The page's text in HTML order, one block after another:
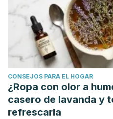
2018 Apr 26;13:757-772. doi:
29731617; PMCID:
Ried K, Fakler P, Stocks
pressure. Cochrane
25;4(4):CD008893. doi:
PMID: 28439881; PMCID:
Ranchordas MK, Rogerson
Antioxidants for preventing
CONSEJOS PARA EL HOGAR
¿Ropa con olor a
casero de lavanda y
refrescarla